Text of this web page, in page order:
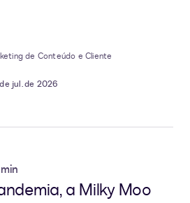
de Conteúdo e Cliente
jul. de 2026
a Milky Moo